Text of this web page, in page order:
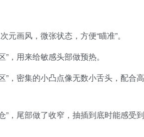
元画风，微张状态，方便“瞄准”。
，用来给敏感头部做预热。
”，密集的小凸点像无数小舌头，配合
”，尾部做了收窄，抽插到底时能感受